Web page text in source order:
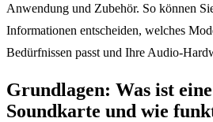
Anwendung und Zubehör. So können
Informationen entscheiden, welches
Bedürfnissen passt und Ihre Audio-
Grundlagen: Was ist
Soundkarte und wie